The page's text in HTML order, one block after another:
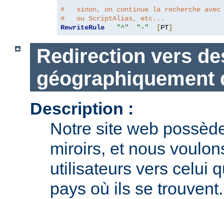
#   sinon, on continue la recherche
#   ou ScriptAlias, etc...
RewriteRule
"^" "-" [PT]
Redirection vers
géographiquement
Description :
Notre site web
miroirs, et nous
utilisateurs vers celui
pays où ils se trouvent.